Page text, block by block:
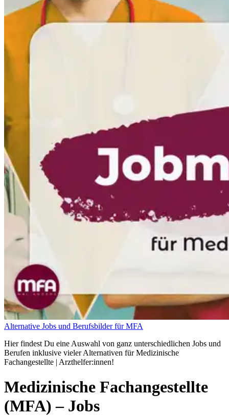
Alternative Jobs und Berufsbilder für MFA
Hier findest Du eine Auswahl von ganz unterschiedlichen Jobs und
Berufen inklusive vieler Alternativen für Medizinische
Fachangestellte | Arzthelfer:innen!
Medizinische Fachangestellte
(MFA) – Jobs